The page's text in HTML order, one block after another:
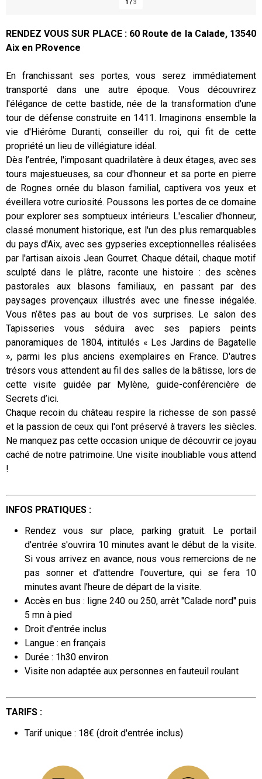
1 /3
Présentation
RENDEZ VOUS SUR PLACE : 60 Route de la Calade, 13540
Aix en PRovence
En franchissant ses portes, vous serez immédiatement
transporté dans une autre époque. Vous découvrirez
l'élégance de cette bastide, née de la transformation d'une
tour de défense construite en 1411. Imaginons ensemble la
vie d'Hiérôme Duranti, conseiller du roi, qui fit de cette
propriété un lieu de villégiature idéal.
Dès l’entrée, l'imposant quadrilatère à deux étages, avec ses
tours majestueuses, sa cour d'honneur et sa porte en pierre
de Rognes ornée du blason familial, captivera vos yeux et
éveillera votre curiosité. Poussons les portes de ce domaine
pour explorer ses somptueux intérieurs. L'escalier d'honneur,
classé monument historique, est l'un des plus remarquables
du pays d'Aix, avec ses gypseries exceptionnelles réalisées
par l'artisan aixois Jean Gourret. Chaque détail, chaque motif
sculpté dans le plâtre, raconte une histoire : des scènes
pastorales aux blasons familiaux, en passant par des
paysages provençaux illustrés avec une finesse inégalée.
Vous n’êtes pas au bout de vos surprises. Le salon des
Tapisseries vous séduira avec ses papiers peints
panoramiques de 1804, intitulés « Les Jardins de Bagatelle
», parmi les plus anciens exemplaires en France. D'autres
trésors vous attendent au fil des salles de la bâtisse, lors de
cette visite guidée par Mylène, guide-conférencière de
Secrets d’ici.
Chaque recoin du château respire la richesse de son passé
et la passion de ceux qui l'ont préservé à travers les siècles.
Ne manquez pas cette occasion unique de découvrir ce joyau
caché de notre patrimoine. Une visite inoubliable vous attend
!
INFOS PRATIQUES :
Rendez vous sur place, parking gratuit. Le portail
d'entrée s'ouvrira 10 minutes avant le début de la visite.
Si vous arrivez en avance, nous vous remercions de ne
pas sonner et d'attendre l'ouverture, qui se fera 10
minutes avant l'heure de départ de la visite.
Accès en bus : ligne 240 ou 250, arrêt "Calade nord" puis
5 mn à pied
Droit d'entrée inclus
Langue : en français
Durée : 1h30 environ
Visite non adaptée aux personnes en fauteuil roulant
TARIFS :
Tarif unique : 18€ (droit d'entrée inclus)